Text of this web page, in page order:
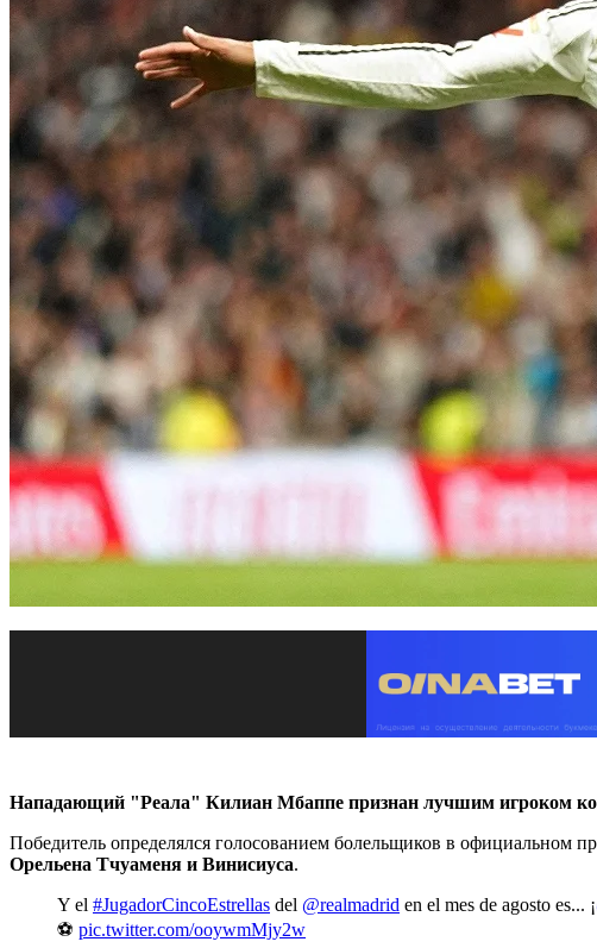
Нападающий "Реала" Килиан Мбаппе признан лучшим игроком
Победитель определялся голосованием болельщиков в
Орельена Тчуаменя и Винисиуса.
Y el #JugadorCincoEstrellas del @realmadrid en el mes de agosto es... ¡
⚽️ pic.twitter.com/ooywmMjy2w